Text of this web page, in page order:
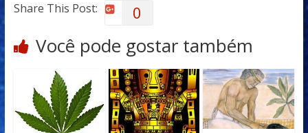
Share This Post: 0
Você pode gostar também